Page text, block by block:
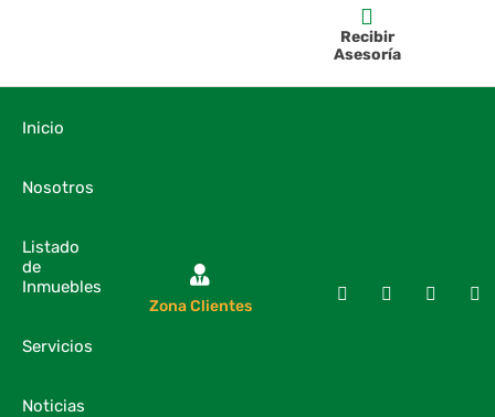
Recibir
Asesoría
Inicio
Nosotros
Listado
de
Inmuebles
Servicios
Noticias
Zona Clientes